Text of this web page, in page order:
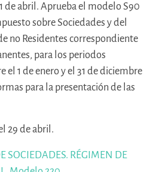
de abril. Aprueba el modelo S90
sobre Sociedades y del
no Residentes correspondiente
para los periodos
1 de enero y el 31 de diciembre
para la presentación de las
29 de abril.
SOCIEDADES. RÉGIMEN DE